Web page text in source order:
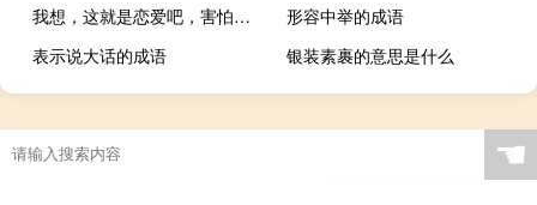
我想，这就是恋爱吧，害怕又渴望，坚强又脆弱的我们
形容中举的成语
表示说大话的成语
银装素裹的意思是什么
☚